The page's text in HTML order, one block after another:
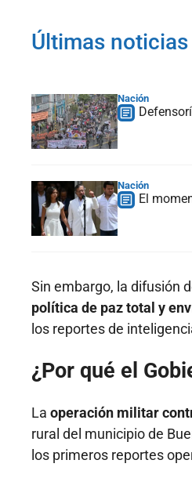
Últimas noticias
Nación
Nación
El
Sin embargo, la difusión
política de paz total y
los reportes de
¿Por qué el
La operación militar
rural del municipio de
los primeros reportes